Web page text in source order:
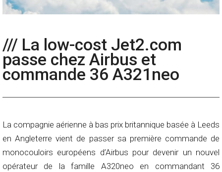
/// La low-cost Jet2.com
passe chez Airbus et
commande 36 A321neo
La compagnie aérienne à bas prix britannique basée à Leeds
en Angleterre vient de passer sa première commande de
monocouloirs européens d’Airbus pour devenir un nouvel
opérateur de la famille A320neo en commandant 36